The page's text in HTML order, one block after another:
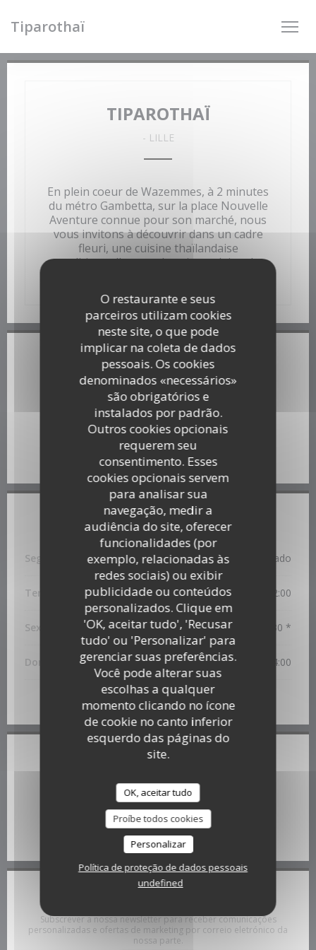
O restaurante e seus
parceiros utilizam cookies
neste site, o que pode
implicar na coleta de dados
pessoais. Os cookies
denominados «necessários»
são obrigatórios e
instalados por padrão.
Outros cookies opcionais
requerem seu
consentimento. Esses
cookies opcionais servem
para analisar sua
navegação, medir a
audiência do site, oferecer
funcionalidades (por
exemplo, relacionadas às
redes sociais) ou exibir
publicidade ou conteúdos
personalizados. Clique em
'OK, aceitar tudo', 'Recusar
tudo' ou 'Personalizar' para
gerenciar suas preferências.
Você pode alterar suas
escolhas a qualquer
momento clicando no ícone
de cookie no canto inferior
esquerdo das páginas do
site.
OK, aceitar tudo
Proíbe todos cookies
Personalizar
Política de proteção de dados pessoais
undefined
Tiparothaï
TIPAROTHAÏ
- LILLE
En plein coeur de Wazemmes, à 2 minutes
du métro Gambetta, sur la place Nouvelle
Aventure connue pour son marché, nous
vous invitons à découvrir dans un cadre
fleuri, une cuisine thaïlandaise
traditionnelle et authentique pleine de
Informações gerais
Serviços
Privatização, Esplanada
Métodos de pagamento
Pagamento móvel, Sem contato, Cheques, Ticket
Restaurante, Visa, Dinheiro, Cartão Azul
Horário de abertura
Segunda-feira Fechado
Ter 12:00 - 14:00 • 19:00 - 22:00
Sex 12:00 - 14:00 • 19:00 - 22:30 *
Domingo 12:00 - 14:00
* Reservas apenas
Local
8 Place Nouvelle Aventure 59000 Lille
06 76 21 65 66
Facebook ((abre numa nova
Subscrever a nossa newsletter para receber comunicações
personalizadas e ofertas de marketing por correio eletrónico da
nossa parte.
Tiparothaï